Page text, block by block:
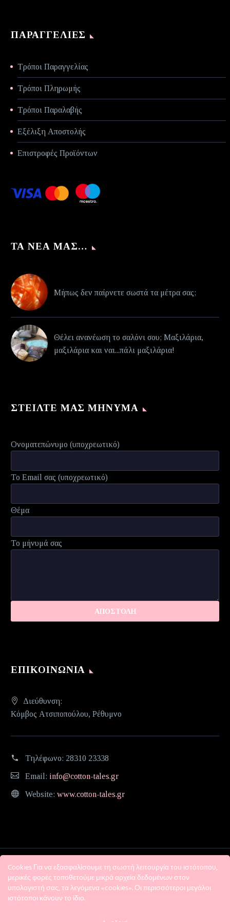
ΠΑΡΑΓΓΕΛΊΕΣ
Τρόποι Παραγγελίας
Τρόποι Πληρωμής
Τρόποι Παραλαβής
Εξέλιξη Αποστολής
Επιστροφές Προϊόντων
ΤΑ ΝΈΑ ΜΑΣ…
Μήπως δεν παίρνετε σωστά τα μέτρα σας;
Θέλει ανανέωση το σαλόνι σου; Μαξιλάρια,
μαξιλάρια και ναι...πάλι μαξιλάρια!
ΣΤΕΊΛΤΕ ΜΑΣ ΜΉΝΥΜΑ
Ονοματεπώνυμο (υποχρεωτικό)
Το Email σας (υποχρεωτικό)
Θέμα
Το μήνυμά σας
ΕΠΙΚΟΙΝΩΝΊΑ
Διεύθυνση:
Κόμβος Ατσιποπούλου, Ρέθυμνο
Τηλέφωνο: 28310 23338
Email: info@cotton-tales.gr
Website: www.cotton-tales.gr
Cookies Για να εξασφαλίσουμε τη σωστή λειτουργία του ιστότοπου,
μερικές φορές τοποθετούμε μικρά αρχεία δεδομένων στον
υπολογιστή σας, τα λεγόμενα «cookies». Οι περισσότεροι μεγάλοι
ιστότοποι κάνουν το ίδιο.